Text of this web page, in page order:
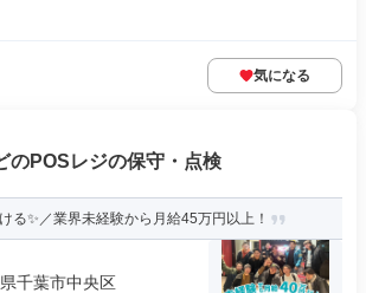
気になる
のPOSレジの保守・点検
る✨／業界未経験から月給45万円以上！
千葉市中央区